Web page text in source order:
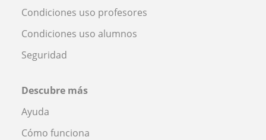
Condiciones uso profesores
Condiciones uso alumnos
Seguridad
Descubre más
Ayuda
Cómo funciona